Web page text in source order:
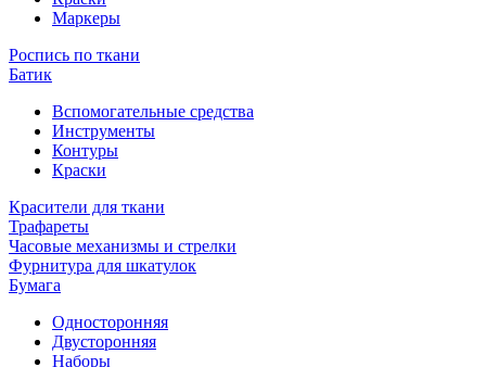
Маркеры
Роспись по ткани
Батик
Вспомогательные средства
Инструменты
Контуры
Краски
Красители для ткани
Трафареты
Часовые механизмы и стрелки
Фурнитура для шкатулок
Бумага
Односторонняя
Двусторонняя
Наборы